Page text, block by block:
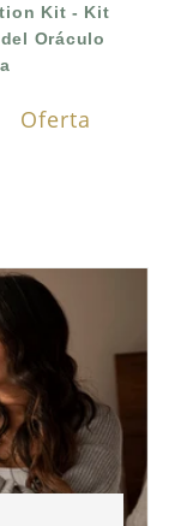
Kit - Kit
Oráculo
Oferta